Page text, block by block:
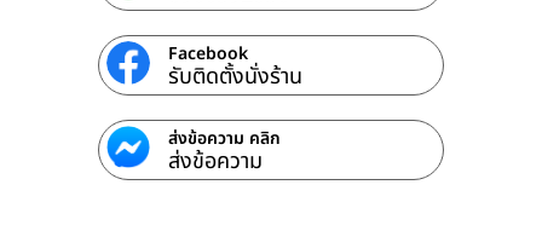
Facebook
รับติดตั้งนั่งร้าน
ส่งข้อความ คลิก
ส่งข้อความ